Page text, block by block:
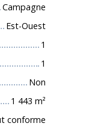
Campagne
Est-Ouest
1
1
Non
1 443 m²
conforme